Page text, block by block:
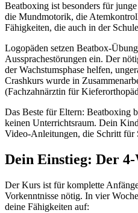
Beatboxing ist besonders für
die Mundmotorik, die
Fähigkeiten, die auch in der
Logopäden setzen Beatbox-
Aussprachestörungen ein. Der
der Wachstumsphase helfen,
Crashkurs wurde in
(Fachzahnärztin für
Das Beste für Eltern: Beatboxing
keinen Unterrichtsraum. Dein
Video-Anleitungen, die Schritt für
Dein Einstieg: Der
Der Kurs ist für komplette
Vorkenntnisse nötig. In vier
deine Fähigkeiten auf: